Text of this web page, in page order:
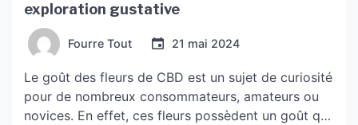
exploration gustative
Fourre Tout 21 mai 2024
Le goût des fleurs de CBD est un sujet de curiosité
pour de nombreux consommateurs, amateurs ou
novices. En effet, ces fleurs possèdent un goût qui